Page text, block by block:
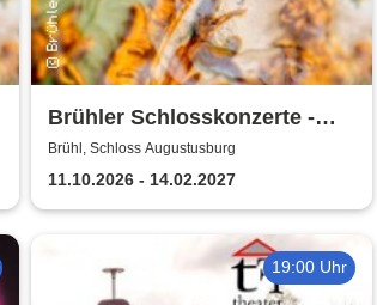
Brühler Schlosskonzerte -
Bach um vier 2026/27
Brühl, Schloss Augustusburg
11.10.2026 - 14.02.2027
19:00 Uhr